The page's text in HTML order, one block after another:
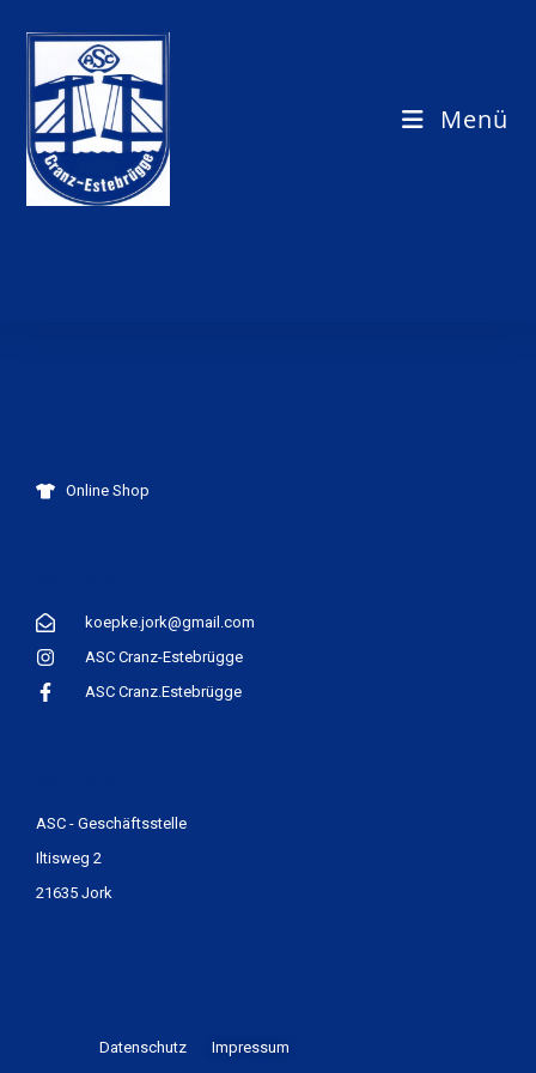
Menü
ASC - Geschäftsstelle
Iltisweg 2
21635 Jork
koepke.jork@gmail.com
ASC Cranz-Estebrügge
ASC Cranz.Estebrügge
Online Shop
Datenschutz Impressum